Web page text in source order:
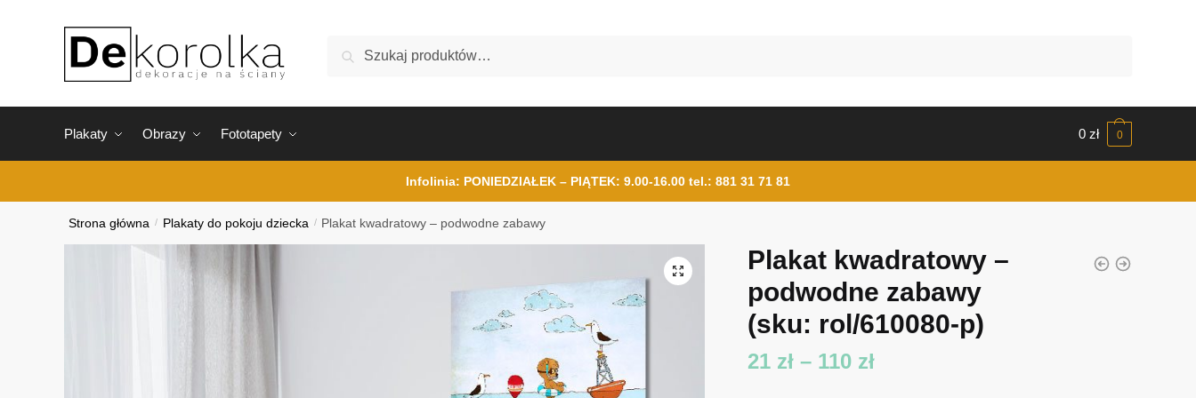
Szukaj
Plakaty Obrazy Fototapety 0 zł 0
Infolinia: PONIEDZIAŁEK – PIĄTEK: 9.00-16.00 tel.: 881 31 71 81
Strona główna / Plakaty do pokoju dziecka / Plakat kwadratowy – podwodne zabawy
Plakat kwadratowy –
podwodne zabawy
(sku: rol/610080-p)
21 zł – 110 złZakres